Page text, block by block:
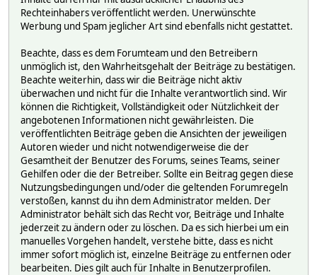
Rechteinhabers veröffentlicht werden. Unerwünschte
Werbung und Spam jeglicher Art sind ebenfalls nicht gestattet.
Beachte, dass es dem Forumteam und den Betreibern
unmöglich ist, den Wahrheitsgehalt der Beiträge zu bestätigen.
Beachte weiterhin, dass wir die Beiträge nicht aktiv
überwachen und nicht für die Inhalte verantwortlich sind. Wir
können die Richtigkeit, Vollständigkeit oder Nützlichkeit der
angebotenen Informationen nicht gewährleisten. Die
veröffentlichten Beiträge geben die Ansichten der jeweiligen
Autoren wieder und nicht notwendigerweise die der
Gesamtheit der Benutzer des Forums, seines Teams, seiner
Gehilfen oder die der Betreiber. Sollte ein Beitrag gegen diese
Nutzungsbedingungen und/oder die geltenden Forumregeln
verstoßen, kannst du ihn dem Administrator melden. Der
Administrator behält sich das Recht vor, Beiträge und Inhalte
jederzeit zu ändern oder zu löschen. Da es sich hierbei um ein
manuelles Vorgehen handelt, verstehe bitte, dass es nicht
immer sofort möglich ist, einzelne Beiträge zu entfernen oder
bearbeiten. Dies gilt auch für Inhalte in Benutzerprofilen.